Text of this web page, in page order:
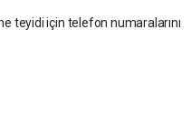
teyidi için telefon numaralarını